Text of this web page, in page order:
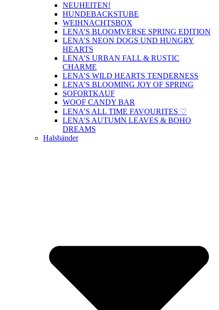
NEUHEITEN!
HUNDEBACKSTUBE
WEIHNACHTSBOX
LENA’S BLOOMVERSE SPRING EDITION
LENA’S NEON DOGS UND HUNGRY
HEARTS
LENA’S URBAN FALL & RUSTIC
CHARME
LENA’S WILD HEARTS TENDERNESS
LENA’S BLOOMING JOY OF SPRING
SOFORTKAUF
WOOF CANDY BAR
LENA’S ALL TIME FAVOURITES ♡
LENA’S AUTUMN LEAVES & BOHO
DREAMS
Halsbänder